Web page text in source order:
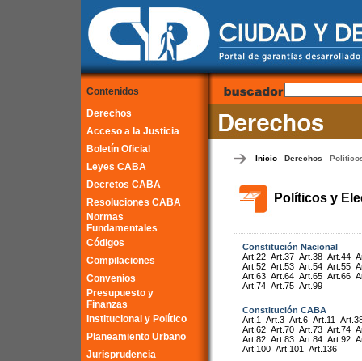
Contenidos
Derechos
Acceso a la Justicia
Boletín Oficial
Leyes CABA
Decretos CABA
Resoluciones CABA
Normas
Fundamentales
Códigos
Compilaciones
Convenios
Presupuesto y
Finanzas
Institucional y Político
Planeamiento Urbano
Jurisprudencia
Inicio- Derechos -
Políticos y
Constitución Nacional
Art.22 Art.37 Art.38 Art.44
Art.52 Art.53 Art.54 Art.55
Art.63 Art.64 Art.65 Art.66
Art.74 Art.75 Art.99
Constitución CABA
Art.1
Art.3 Art.6 Art.11
Art.62 Art.70 Art.73 Art.74
Art.82 Art.83 Art.84 Art.92
Art.100 Art.101 Art.136